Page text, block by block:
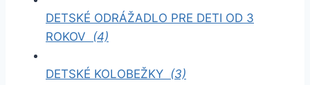
DETSKÉ ODRÁŽADLO PRE DETI OD 3
ROKOV (4)
DETSKÉ KOLOBEŽKY (3)